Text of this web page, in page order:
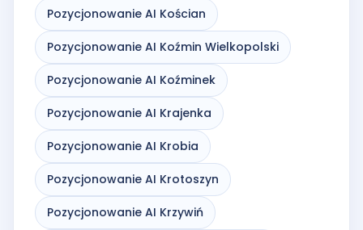
Pozycjonowanie AI Kościan
Pozycjonowanie AI Koźmin Wielkopolski
Pozycjonowanie AI Koźminek
Pozycjonowanie AI Krajenka
Pozycjonowanie AI Krobia
Pozycjonowanie AI Krotoszyn
Pozycjonowanie AI Krzywiń